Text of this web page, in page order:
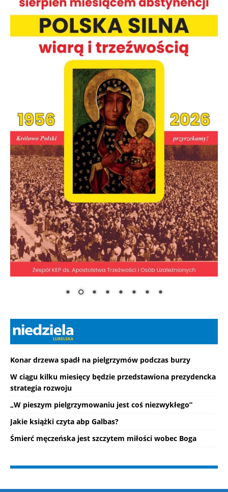
Konar drzewa spadł na pielgrzymów podczas burzy
W ciągu kilku miesięcy będzie przedstawiona prezydencka
strategia rozwoju
„W pieszym pielgrzymowaniu jest coś niezwykłego”
Jakie książki czyta abp Galbas?
Śmierć męczeńska jest szczytem miłości wobec Boga